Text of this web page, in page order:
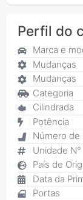
Perfil do
Marca e
Mudanças
Mudanças
Categoria
Cilindrada
Potência
Número de
Unidade N°
País de
Data da
Portas